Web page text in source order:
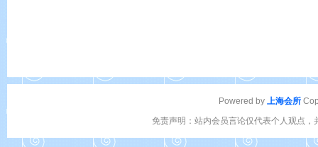
Powered by 上海会所
免责声明：站内会员言论仅代表个人观点